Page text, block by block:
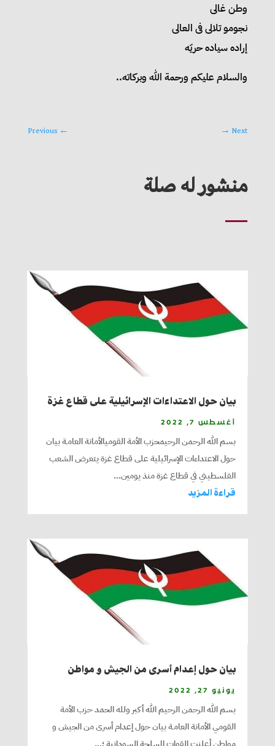
وطن غالى
نجومو تلالى فى العالى
إراده سياده حريّه
والسلام عليكم ورحمة الله وبركاته..
←
Previous Next
→
منشور له صلة
بيان حول الاعتداءات الإسرائيلية على قطاع غزة
أغسطس 7, 2022
بسم الله الرحمن الرحيمحزب الأمة القوميالأمانة العامـة بيان
حول الاعتداءات الإسرائيلية على قطاع غزة يتعرض الشعب
الفلسطيني في قطاع غزة منذ يومين...
قراءة المزيد
بيان حول إعدام أسرى من الجيش و مواطن
يونيو 27, 2022
بسم الله الرحمن الرحيم الله أكبر ولله الحمد حزب الأمة
القومي الأمانة العامـة بيان حول إعدام أسرى من الجيش و